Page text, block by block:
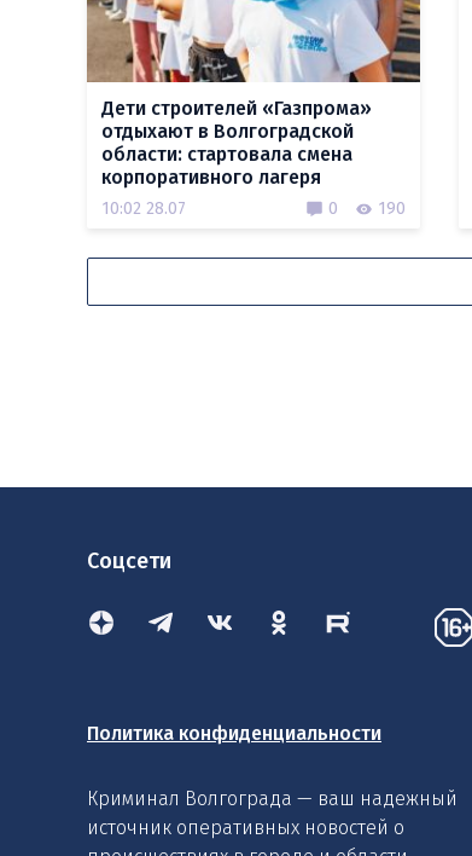
Дети строителей «Газпрома»
отдыхают в Волгоградской
области: стартовала смена
корпоративного лагеря
10:02 28.07 0 190
Соцсети
Политика конфиденциальности
Криминал Волгограда — ваш надежный
источник оперативных новостей о